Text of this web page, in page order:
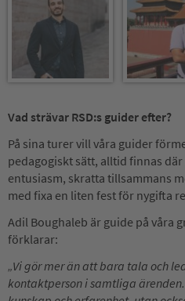
Vad strävar RSD:s guider efter?
På sina turer vill våra guider
pedagogiskt sätt, alltid finnas
entusiasm, skratta tillsammans
med fixa en liten fest för nygifta
Adil Boughaleb är guide på våra
förklarar:
„Vi gör mer än att bara tala och
kontaktperson i samtliga